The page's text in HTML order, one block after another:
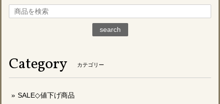
search
Category カテゴリー
SALE◇値下げ商品